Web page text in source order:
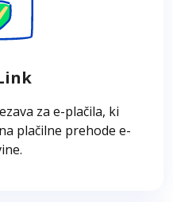
za e-plačila, ki
plačilne prehode e-
varna povezava za e-
na e-poštni naslov, ki
izvesti takoj, je pa